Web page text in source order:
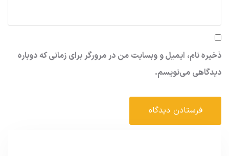
ذخیره نام، ایمیل و وبسایت من در مرورگر برای زمانی که دوباره
دیدگاهی می‌نویسم.